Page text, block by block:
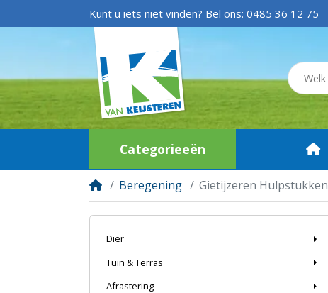
Kunt u iets niet vinden? Bel ons: 0485 36 12 75
Categorieeën
Beregening Gietijzeren Hulpstukken
Dier
Tuin & Terras
Afrastering